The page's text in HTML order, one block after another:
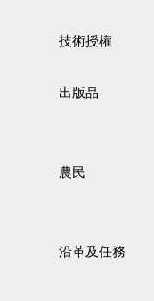
技術授權
出版品
農民
沿革及任務